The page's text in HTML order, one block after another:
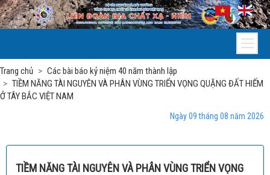
Trang chủ
Các bài báo kỷ niệm 40 năm thành lập
TIỀM NĂNG TÀI NGUYÊN VÀ PHÂN VÙNG TRIỂN VỌNG QUẶNG ĐẤT HIẾM
Ở TÂY BẮC VIỆT NAM
Ngày 09 tháng 08 năm 2026
TIỀM NĂNG TÀI NGUYÊN VÀ PHÂN VÙNG TRIỂN VỌNG